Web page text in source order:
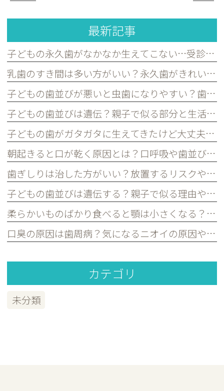
最新記事
子どもの永久歯がなかなか生えてこない…受診した方がよいケースを歯科医が解説｜宮原・さいたま市北区の歯医者
乳歯のすき間は多い方がいい？永久歯がきれいに並ぶために必要な理由を歯科医が解説｜宮原・さいたま市北区の歯医者
子どもの歯並びが悪いと虫歯になりやすい？歯並びとお口の健康の関係を歯科医が解説｜宮原・さいたま市北区の歯医者
子どもの歯並びは遺伝？親子で似る部分と生活習慣で変えられる部分を歯科医が解説｜宮原・さいたま市北区の歯医者
子どもの歯がガタガタに生えてきたけど大丈夫？永久歯の歯並びについて歯科医が解説｜宮原・さいたま市北区の歯医者
朝起きると口が乾く原因とは？口呼吸や歯並びとの関係を歯科医が解説｜宮原・さいたま市北区の歯医者
歯ぎしりは治した方がいい？放置するリスクや原因を歯科医が解説｜宮原・さいたま市北区の歯医者
子どもの歯並びは遺伝する？親子で似る理由や予防できるポイントを歯科医が解説｜宮原・さいたま市北区の歯医者
柔らかいものばかり食べると顎は小さくなる？子どもの歯並びとの関係を歯科医が解説｜宮原・さいたま市北区の歯医者
口臭の原因は歯周病？気になるニオイの原因や対策を歯科医が解説｜宮原・さいたま市北区の歯医者
カテゴリ
未分類